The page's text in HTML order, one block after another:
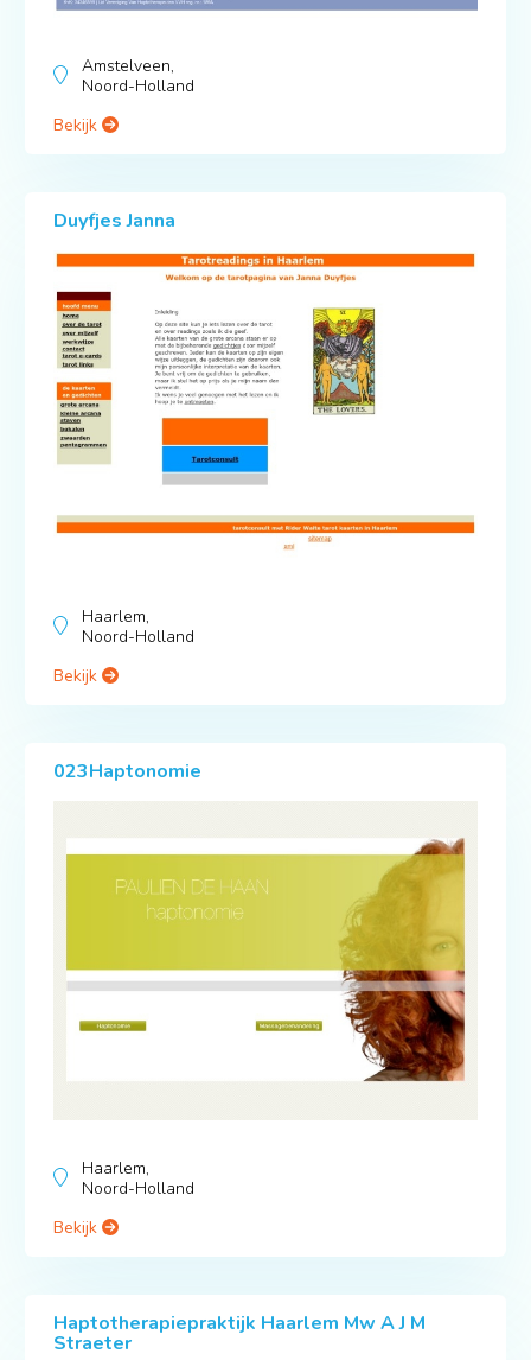
Amstelveen,
Noord-Holland
Bekijk
Duyfjes Janna
Haarlem,
Noord-Holland
Bekijk
023Haptonomie
Haarlem,
Noord-Holland
Bekijk
Haptotherapiepraktijk Haarlem Mw A J M
Straeter